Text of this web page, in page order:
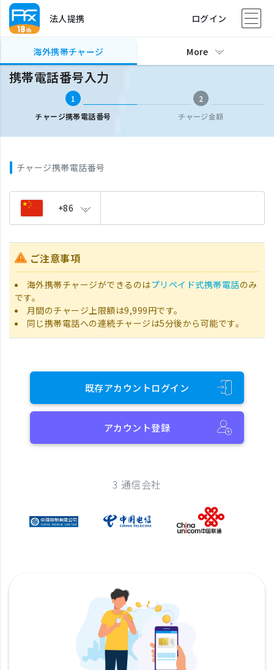
法人提携 ログイン
海外携帯チャージ More
海外携帯チャージ 携帯電話番号入力
携帯電話番号入力
1
チャージ携帯電話番号
2
チャージ金額
チャージ携帯電話番号
+86
ご注意事項
海外携帯チャージができるのはプリペイド式携帯電話のみ
です。
月間のチャージ上限額は9,999円です。
同じ携帯電話への連続チャージは5分後から可能です。
既存アカウントログイン
アカウント登録
3 通信会社